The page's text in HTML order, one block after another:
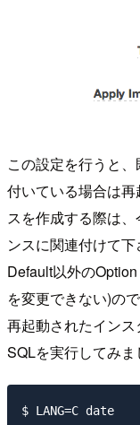
この設定を行うと
付いている場合は
スを作成する際は
ンスに関連付けて下
Default以外の
を変更できない)の
再起動されたイン
SQLを実行してみま
$ LANG=C date